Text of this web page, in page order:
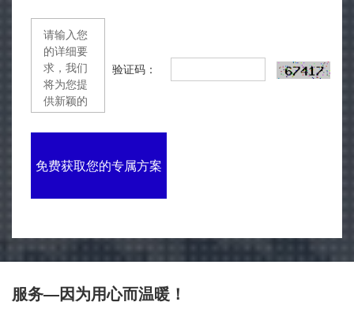
验证码：
免费获取您的专属方案
服务—因为用心而温暖！